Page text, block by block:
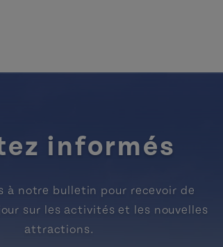
informés
à notre bulletin pour recevoir de
sur les activités et les nouvelles
attractions.